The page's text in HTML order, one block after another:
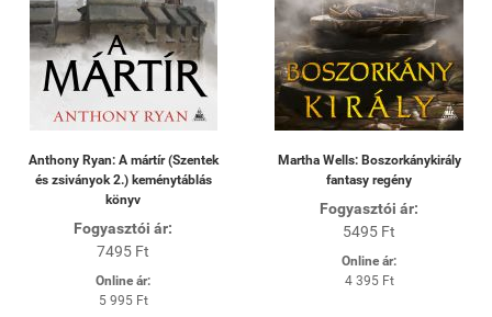
Anthony Ryan: A mártír (Szentek
és zsiványok 2.) keménytáblás
könyv
Fogyasztói ár:
7495 Ft
Online ár:
5 995 Ft
Martha Wells: Boszorkánykirály
fantasy regény
Fogyasztói ár:
5495 Ft
Online ár:
4 395 Ft